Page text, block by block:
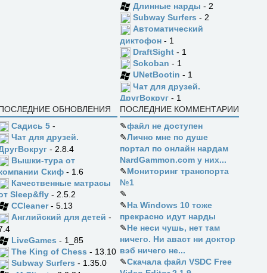
Длинные нарды - 2
Subway Surfers - 2
Автоматический
диктофон - 1
DraftSight - 1
Sokoban - 1
UNetBootin - 1
Чат для друзей.
ДругВокруг - 1
ОБНОВЛЕНИЯ
Садись 5 -
Чат для друзей.
- 2.8.4
Вышки-тура от
Скиф - 1.6
Качественные матрасы
Sleep&fly - 2.5.2
CCleaner- 5.13
Английский для детей -
LiveGames - 1_85
The King of Chess - 13.10
Subway Surfers - 1.35.0
ПОСЛЕДНИЕ КОММЕНТАРИИ
✎файл не доступен
✎Лично мне по душе
портал по онлайн нардам
NardGammon.com у них...
✎Мониторинг транспорта
№1
✎
✎На Windows 10 тоже
прекрасно идут нарды
✎Не неси чушь, нет там
ничего. Ни аваст ни доктор
вэб ничего не...
✎Скачала файл VSDC Free